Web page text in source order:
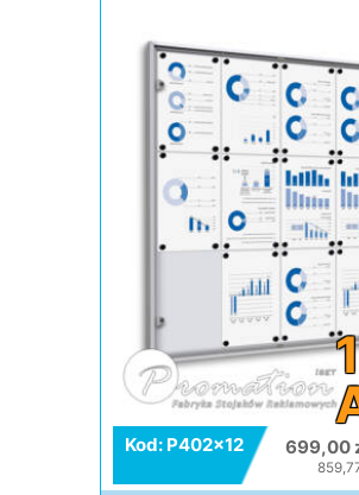
Kod: P402x12 699,00